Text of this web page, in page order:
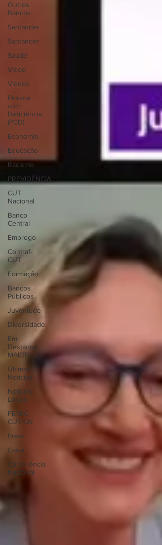
Outros
Bancos
Santander
Santander
Saúde
Vídeo
Vídeos
Pessoa
com
Deficiência
(PCD)
Economia
Educação
Racismo
PREVIDÊNCIA
CUT
Nacional
Banco
Central
Emprego
Contraf-
CUT
Formação
Bancos
Públicos
Juventude
Diversidade
Em
Destaque
MAIOR
Últimas
Notícias
Notícias
Locais
FETEC-
CUT/CN
Previ
Cassi
Conferência
Nacional